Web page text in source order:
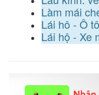
Làm mái
Lái hộ - Ô tô
Lái hộ - Xe